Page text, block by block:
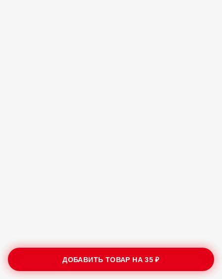
ДОБАВИТЬ ТОВАР НА35 ₽